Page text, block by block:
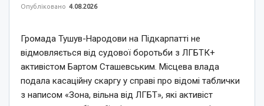
Опубліковано 4.08.2026
Громада Тушув-Народови на Підкарпатті не
відмовляється від судової боротьби з ЛГБТК+
активістом Бартом Сташевським. Місцева влада
подала касаційну скаргу у справі про відомі таблички
з написом «Зона, вільна від ЛГБТ», які активіст